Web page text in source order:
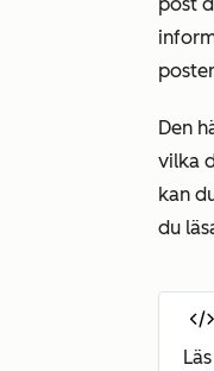
Den
vilka
kan
du